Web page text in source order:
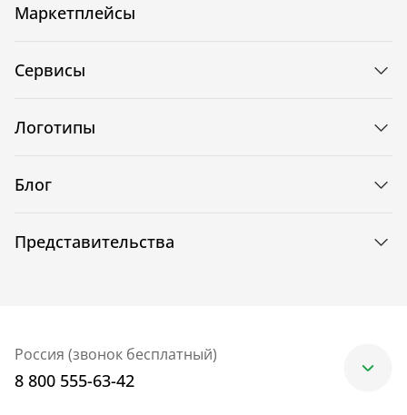
Маркетплейсы
Сервисы
Логотипы
Блог
Представительства
Россия (звонок бесплатный)
8 800 555-63-42